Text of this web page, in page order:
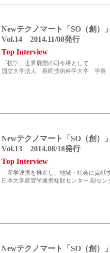
ン
Blog
Newテクノマート「SO（創）」
Vol.14 2014.11/08発行
Top Interview
「技学」世界展開の司令塔として
国立大学法人 長岡技術科学大学 学
Newテクノマート「SO（創）」
Vol.13 2014.08/18発行
Top Interview
「産学連携を推進し、地域・社会に貢献
日本大学産官学連携知財センター 副セ
Newテクノマート「SO（創）」